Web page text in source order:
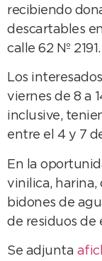
recibiendo
descartables
calle 62 Nº 2191.
Los
viernes de 8 a
inclusive,
entre el 4 y 7
En la
vinilica, harina,
bidones de
de residuos de
Se adjunta